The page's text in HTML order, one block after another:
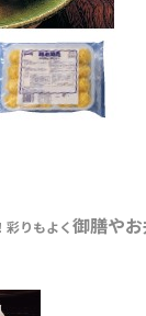
りもよく御膳や